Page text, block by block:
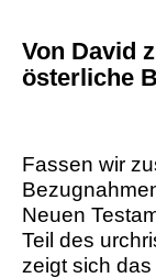
Von David
österliche
Fassen wir
Neuen
Teil des
zeigt sich